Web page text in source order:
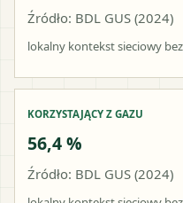
Źródło: BDL GUS (2024)
lokalny kontekst sieciowy
KORZYSTAJĄCY Z GAZU
56,4 %
Źródło: BDL GUS (2024)